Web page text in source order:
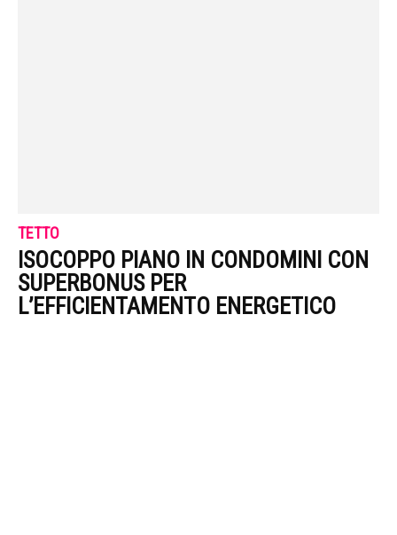
TETTO
ISOCOPPO PIANO IN CONDOMINI CON
SUPERBONUS PER
L’EFFICIENTAMENTO ENERGETICO